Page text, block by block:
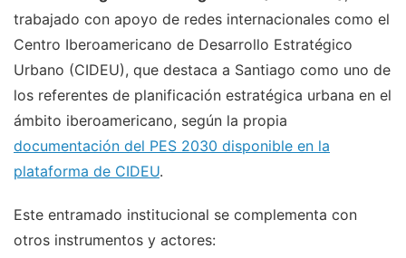
trabajado con apoyo de redes internacionales como el
Centro Iberoamericano de Desarrollo Estratégico
Urbano (CIDEU), que destaca a Santiago como uno de
los referentes de planificación estratégica urbana en el
ámbito iberoamericano, según la propia
documentación del PES 2030 disponible en la
plataforma de CIDEU.
Este entramado institucional se complementa con
otros instrumentos y actores: